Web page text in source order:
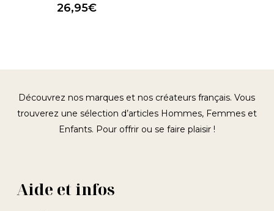
26,95€
Découvrez nos marques et nos créateurs français. Vous
trouverez une sélection d’articles Hommes, Femmes et
Enfants. Pour offrir ou se faire plaisir !
Aide et infos